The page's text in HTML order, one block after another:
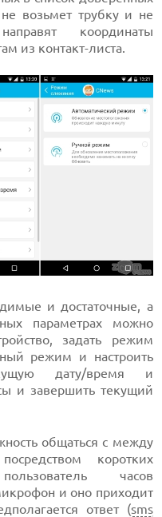
возьмет трубку и не
координаты
из контакт-листа.
и достаточные, а
параметрах можно
задать режим
режим и настроить
дату/время и
и завершить текущий
общаться с между
коротких
часов
и оно приходит
ответ (sms